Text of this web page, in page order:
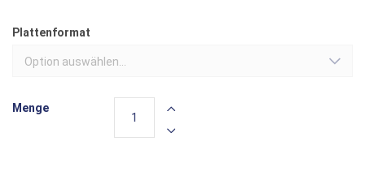
Plattenformat
Option auswählen...
Menge